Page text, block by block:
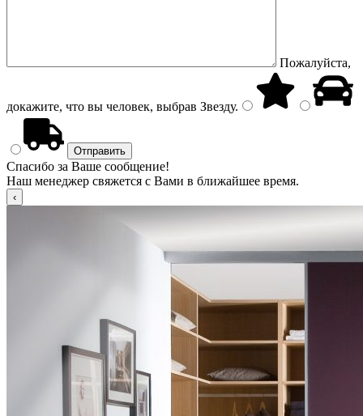
Пожалуйста,
докажите, что вы человек, выбрав Звезду.
Спасибо за Ваше сообщение!
Наш менеджер свяжется с Вами в ближайшее время.